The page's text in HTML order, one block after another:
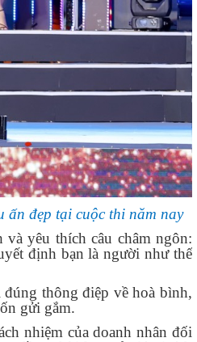
ấn đẹp tại cuộc thi năm nay
yêu thích câu châm ngôn:
định bạn là người như thế
đúng thông điệp về hoà bình,
gửi gắm.
nhiệm của doanh nhân đối